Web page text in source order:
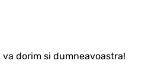
dorim si dumneavoastra!